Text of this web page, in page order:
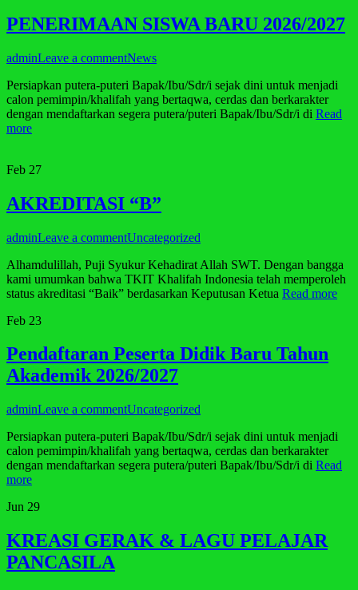
PENERIMAAN SISWA BARU 2026/2027
adminLeave a commentNews
Persiapkan putera-puteri Bapak/Ibu/Sdr/i sejak dini untuk menjadi
calon pemimpin/khalifah yang bertaqwa, cerdas dan berkarakter
dengan mendaftarkan segera putera/puteri Bapak/Ibu/Sdr/i di Read
more
Feb 27
AKREDITASI “B”
adminLeave a commentUncategorized
Alhamdulillah, Puji Syukur Kehadirat Allah SWT. Dengan bangga
kami umumkan bahwa TKIT Khalifah Indonesia telah memperoleh
status akreditasi “Baik” berdasarkan Keputusan Ketua Read more
Feb 23
Pendaftaran Peserta Didik Baru Tahun
Akademik 2026/2027
adminLeave a commentUncategorized
Persiapkan putera-puteri Bapak/Ibu/Sdr/i sejak dini untuk menjadi
calon pemimpin/khalifah yang bertaqwa, cerdas dan berkarakter
dengan mendaftarkan segera putera/puteri Bapak/Ibu/Sdr/i di Read
more
Jun 29
KREASI GERAK & LAGU PELAJAR
PANCASILA